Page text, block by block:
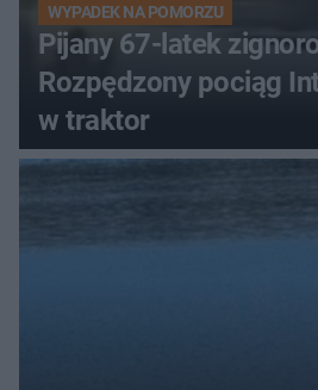
WYPADEK NA POMORZU
Pijany 67-latek
Rozpędzony pociąg
w traktor